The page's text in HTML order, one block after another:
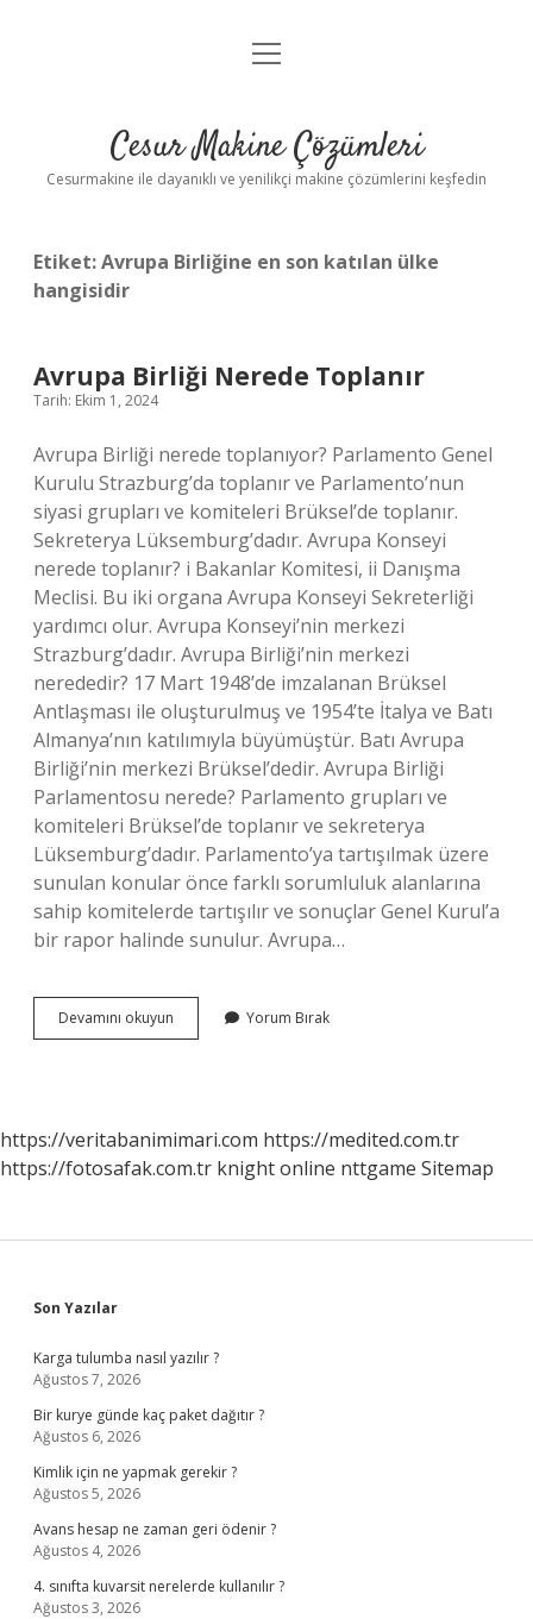
Anasayfa
Yasal Uyarı
menüyü
Cesur Makine Çözümleri
Cesurmakine ile dayanıklı ve yenilikçi makine çözümlerini keşfedin
Etiket:Avrupa Birliğine en son katılan ülke
hangisidir
Avrupa Birliği Nerede Toplanır
Tarih: Ekim 1, 2024
Avrupa Birliği nerede toplanıyor? Parlamento Genel
Kurulu Strazburg’da toplanır ve Parlamento’nun
siyasi grupları ve komiteleri Brüksel’de toplanır.
Sekreterya Lüksemburg’dadır. Avrupa Konseyi
nerede toplanır? i Bakanlar Komitesi, ii Danışma
Meclisi. Bu iki organa Avrupa Konseyi Sekreterliği
yardımcı olur. Avrupa Konseyi’nin merkezi
Strazburg’dadır. Avrupa Birliği’nin merkezi
nerededir? 17 Mart 1948’de imzalanan Brüksel
Antlaşması ile oluşturulmuş ve 1954’te İtalya ve Batı
Almanya’nın katılımıyla büyümüştür. Batı Avrupa
Birliği’nin merkezi Brüksel’dedir. Avrupa Birliği
Parlamentosu nerede? Parlamento grupları ve
komiteleri Brüksel’de toplanır ve sekreterya
Lüksemburg’dadır. Parlamento’ya tartışılmak üzere
sunulan konular önce farklı sorumluluk alanlarına
sahip komitelerde tartışılır ve sonuçlar Genel Kurul’a
bir rapor halinde sunulur. Avrupa…
Devamını okuyun
Birliği
Yorum Bırak
https://veritabanimimari.com https://medited.com.tr
https://fotosafak.com.tr knight online nttgame Sitemap
Sidebar
Son Yazılar
Karga tulumba nasıl yazılır ?
Ağustos 7, 2026
Bir kurye günde kaç paket dağıtır ?
Ağustos 6, 2026
Kimlik için ne yapmak gerekir ?
Ağustos 5, 2026
Avans hesap ne zaman geri ödenir ?
Ağustos 4, 2026
4. sınıfta kuvarsit nerelerde kullanılır ?
Ağustos 3, 2026